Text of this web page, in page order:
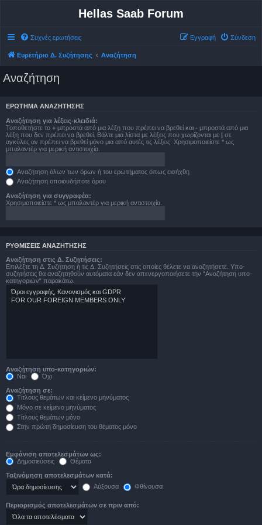
Hellas Saab Forum
Συχνές ερωτήσεις Σύνδεση
Εγγραφή
Ευρετήριο Δ. Συζήτησης Αναζήτηση
Αναζήτηση
ΕΡΏΤΗΜΑ ΑΝΑΖΉΤΗΣΗΣ
Αναζήτηση για λέξεις-κλειδιά:
Τοποθετήστε το + μπροστά από μια λέξη που πρέπει να βρεθεί και - μπροστά από μια
λέξη που δεν πρέπει να βρεθεί. Βάλτε μια λίστα με λέξεις που χωρίζονται με | σε
αγκύλες αν πρέπει να βρεθεί μόνο μια από αυτές τις λέξεις. Χρησιμοποιείστε * ως
μπαλαντέρ για μερική αντιστοιχία.
Αναζήτηση όλων των όρων ή του ερωτήματος όπως εισήχθη
Αναζήτηση οποιουδήποτε όρου
Αναζήτηση για συγγραφέα:
Χρησιμοποιείστε * ως μπαλαντέρ για μερική αντιστοιχία.
ΡΥΘΜΊΣΕΙΣ ΑΝΑΖΉΤΗΣΗΣ
Αναζήτηση στις Δ. Συζητήσεις:
Επιλέξτε τη Δ. Συζήτηση ή τις Δ. Συζητήσεις στις οποίες θέλετε να αναζητήσετε. Υπο-
συζητήσεις θα αναζητηθούν αυτόματα εάν δεν απενεργοποιήσετε την “Αναζήτηση υπο-
κατηγοριών“ παρακάτω.
Αναζήτηση υπο-κατηγοριών:
Ναι
Όχι
Αναζήτηση σε:
Τίτλους θεμάτων και κείμενο μηνύματος
Μόνο σε κείμενο μηνύματος
Τίτλους θεμάτων μόνο
Στην πρώτη δημοσίευση του θέματος μόνο
Εμφάνιση αποτελεσμάτων ως:
Δημοσιεύσεις
Θέματα
Ταξινόμηση αποτελεσμάτων κατά:
Αύξουσα
Φθίνουσα
Περιορισμός αποτελεσμάτων σε πριν από: